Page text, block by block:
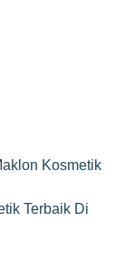
Kosmetik
Terbaik Di